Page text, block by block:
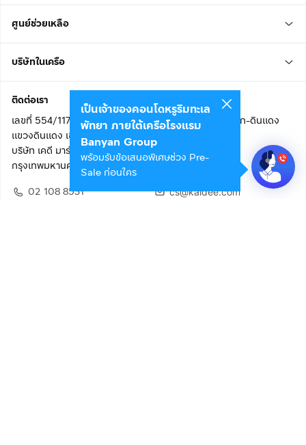
ศูนย์ช่วยเหลือ
บริษัทในเครือ
ติดต่อเรา
เลขที่ 554/117 อาคารสกายไนน์ เซ็นเตอร์ ชั้น 22 ถนนอโศก-ดินแดง
แขวงดินแดง เขตดินแดง
บริษัท เคดี มาร์เก็ตเพลส จำกัด (สำนักงานใหญ่)
กรุงเทพมหานคร 10400
02 108 8531
cs@kaidee.com
เป็นเจ้าของคอนโดหรูริมทะเล
พัทยา ภายใต้เครือโรงแรม
Banyan Group
พร้อมรับข้อเสนอพิเศษช่วง Pre-
Sale ก่อนใคร